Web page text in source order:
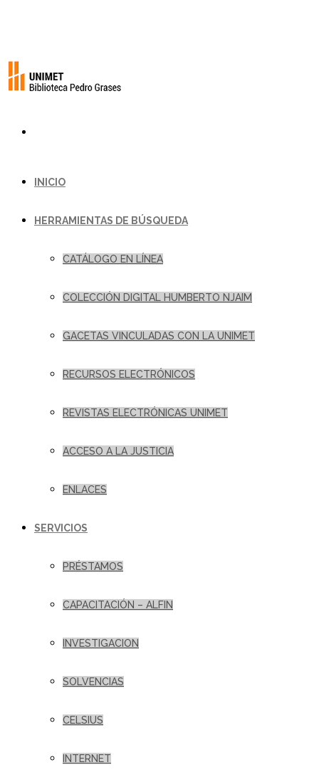
INICIO
HERRAMIENTAS DE BÚSQUEDA
CATÁLOGO EN LÍNEA
COLECCIÓN DIGITAL HUMBERTO NJAIM
GACETAS VINCULADAS CON LA UNIMET
RECURSOS ELECTRÓNICOS
REVISTAS ELECTRÓNICAS UNIMET
ACCESO A LA JUSTICIA
ENLACES
SERVICIOS
PRÉSTAMOS
CAPACITACIÓN – ALFIN
INVESTIGACION
SOLVENCIAS
CELSIUS
INTERNET